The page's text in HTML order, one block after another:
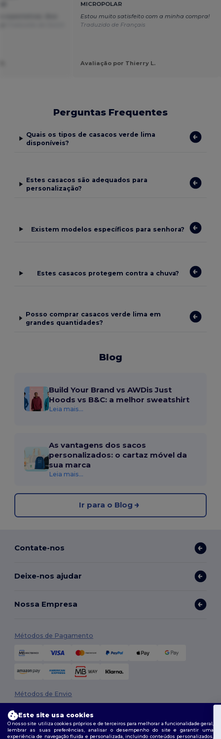
MICROPOLAR
Estou muito satisfeito com a minha compra!
Traduzido de Français
Avaliação por Thierry L.
Perguntas Frequentes
Quais os tipos de casacos verde lima
disponíveis?
Estes casacos são adequados para
personalização?
Existem modelos específicos para senhora?
Estes casacos protegem contra a chuva?
Posso comprar casacos verde lima em
grandes quantidades?
Blog
Build Your Brand vs AWDis Just
Hoods vs B&C: a melhor sweatshirt
Leia mais...
As vantagens dos sacos
personalizados: o cartaz móvel da
sua marca
Leia mais...
Ir para o Blog
Contate-nos
Deixe-nos ajudar
Nossa Empresa
Métodos de Pagamento
Métodos de Envio
Este site usa cookies
O nosso site utiliza cookies próprios e de terceiros para melhorar a funcionalidade geral,
lembrar as suas preferências, analisar o desempenho do site e garantir uma
experiência de navegação fluida e personalizada, incluindo conteúdos personalizados,
Tem 10€